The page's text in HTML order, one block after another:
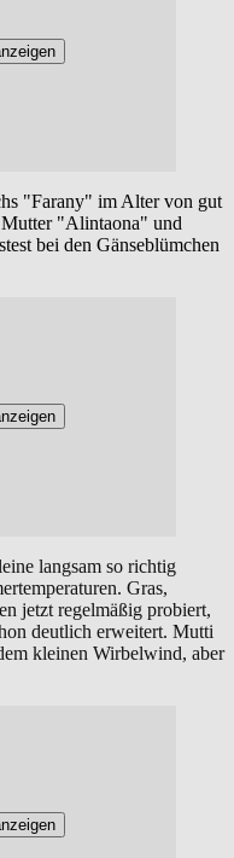
"Farany" im Alter von gut
"Alintaona" und
bei den Gänseblümchen
langsam so richtig
Gras,
jetzt regelmäßig probiert,
deutlich erweitert. Mutti
kleinen Wirbelwind, aber